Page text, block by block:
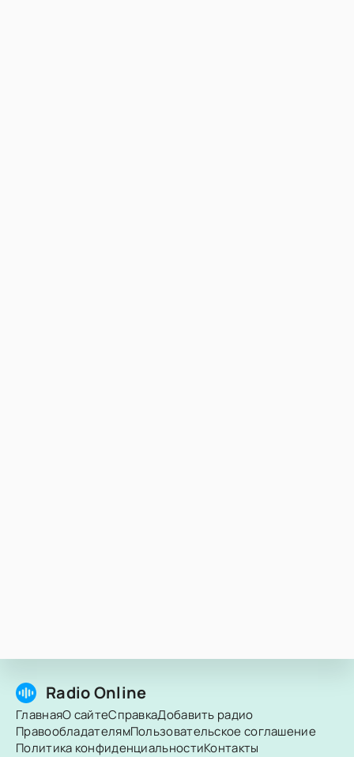
Radio Online
ГлавнаяО сайтеСправкаДобавить радио
ПравообладателямПользовательское соглашение
Политика конфиденциальностиКонтакты